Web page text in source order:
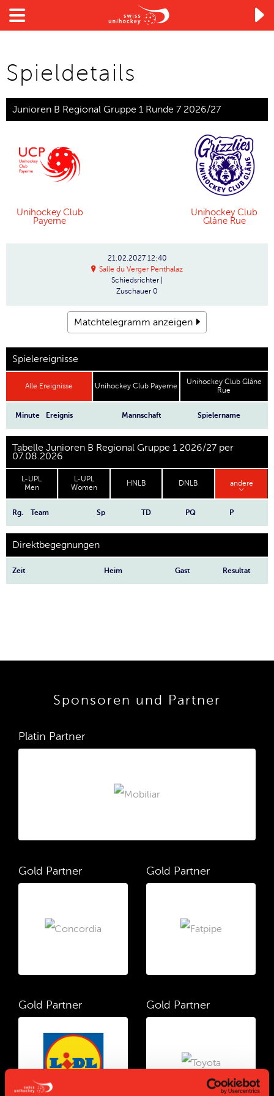

Spieldetails
Junioren B Regional Gruppe 1 Runde 7 2026/27
Unihockey Club
Payerne
Unihockey Club
Glâne Rue
21.02.2027 12:40
Salle du Verger Penthalaz
Schiedsrichter
Zuschauer 0
Matchtelegramm anzeigen
Spielereignisse
Alle Ereignisse Unihockey Club Payerne
Unihockey Club Glâne
Rue
Minute Ereignis Mannschaft Spielername
Tabelle Junioren B Regional Gruppe 1 2026/27 per
07.08.2026
L-UPL
Men
L-UPL
Women
HNLB DNLB andere
Rg. Team Sp TD PQ P
Direktbegegnungen
Zeit Heim Gast Resultat
Sponsoren und Partner
Platin Partner
Gold Partner Gold Partner
Gold Partner Gold Partner